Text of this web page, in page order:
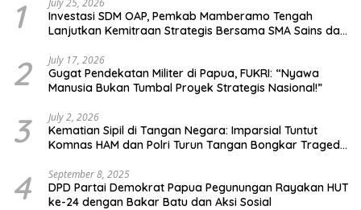
1
Investasi SDM OAP, Pemkab Mamberamo Tengah
Lanjutkan Kemitraan Strategis Bersama SMA Sains dan
2 July 17, 2026
Gugat Pendekatan Militer di Papua, FUKRI: “Nyawa
Manusia Bukan Tumbal Proyek Strategis Nasional!”
3 July 2, 2026
Kematian Sipil di Tangan Negara: Imparsial Tuntut
Komnas HAM dan Polri Turun Tangan Bongkar Tragedi
4 September 8, 2025
DPD Partai Demokrat Papua Pegunungan Rayakan HUT
ke-24 dengan Bakar Batu dan Aksi Sosial